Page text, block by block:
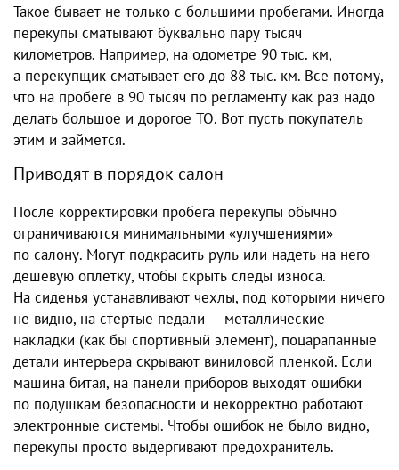
Такое бывает не только с большими пробегами. Иногда
перекупы сматывают буквально пару тысяч
километров. Например, на одометре 90 тыс. км,
а перекупщик сматывает его до 88 тыс. км. Все потому,
что на пробеге в 90 тысяч по регламенту как раз надо
делать большое и дорогое ТО. Вот пусть покупатель
этим и займется.
Приводят в порядок салон
После корректировки пробега перекупы обычно
ограничиваются минимальными «улучшениями»
по салону. Могут подкрасить руль или надеть на него
дешевую оплетку, чтобы скрыть следы износа.
На сиденья устанавливают чехлы, под которыми ничего
не видно, на стертые педали — металлические
накладки (как бы спортивный элемент), поцарапанные
детали интерьера скрывают виниловой пленкой. Если
машина битая, на панели приборов выходят ошибки
по подушкам безопасности и некорректно работают
электронные системы. Чтобы ошибок не было видно,
перекупы просто выдергивают предохранитель.